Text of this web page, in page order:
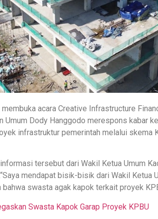
membuka acara Creative Infrastructure
Dody Hanggodo merespons kabar
infrastruktur pemerintah melalui skema
tersebut dari Wakil Ketua Umum
mendapat bisik-bisik dari Wakil Ketua
swasta agak kapok terkait proyek
Swasta Kapok Garap Proyek KPBU